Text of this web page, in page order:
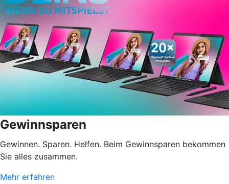
Gewinnsparen
Gewinnen. Sparen. Helfen. Beim Gewinnsparen bekommen
Sie alles zusammen.
Mehr erfahren